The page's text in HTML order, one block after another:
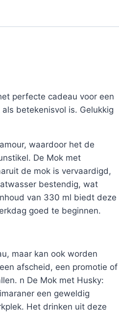
perfecte cadeau voor een
betekenisvol is. Gelukkig
waardoor het de
De Mok met
de mok is vervaardigd,
bestendig, wat
van 330 ml biedt deze
goed te beginnen.
maar kan ook worden
afscheid, een promotie of
n De Mok met Husky:
een geweldig
Het drinken uit deze